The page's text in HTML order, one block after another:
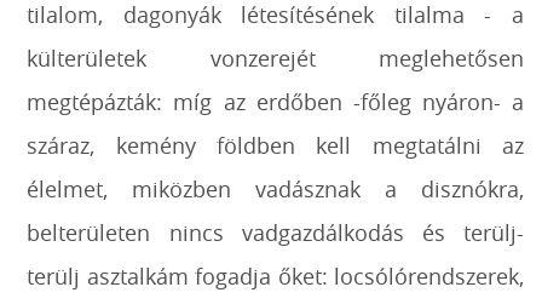
tilalom, dagonyák létesítésének tilalma - a
külterületek vonzerejét meglehetősen
megtépázták: míg az erdőben -főleg nyáron- a
száraz, kemény földben kell megtatálni az
élelmet, miközben vadásznak a disznókra,
belterületen nincs vadgazdálkodás és terülj-
terülj asztalkám fogadja őket: locsólórendszerek,